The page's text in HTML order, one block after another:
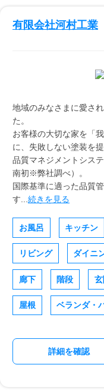
有限会社河村工業
地域のみなさまに愛さ
た。
お客様の大切な家を「
に、失敗しない塗装を
品質マネジメントシス
南初※弊社調べ）。
国際基準に適った品質
す... 続きを見る
お風呂 キッチン
リビング ダイニ
廊下 階段
屋根 ベランダ・
詳細を確認